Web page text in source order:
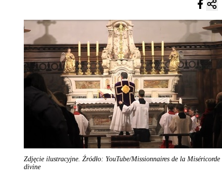
Zdjęcie ilustracyjne. Źródło: YouTube/Missionnaires de la Miséricorde
divine